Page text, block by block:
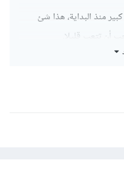
منذ البداية، هذا شئ
أن تتعب قليلا.
والطويل، المكتوب